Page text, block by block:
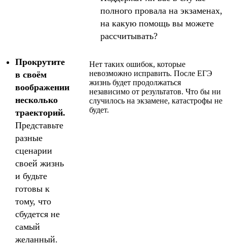
полного провала на экзаменах,
на какую помощь вы можете
рассчитывать?
Прокрутите
в своём
воображении
несколько
траекторий.
Представьте
разные
сценарии
своей жизнь
и будьте
готовы к
тому, что
сбудется не
самый
желанный.
Нет таких ошибок, которые
невозможно исправить. После ЕГЭ
жизнь будет продолжаться
независимо от результатов. Что бы ни
случилось на экзамене, катастрофы не
будет.